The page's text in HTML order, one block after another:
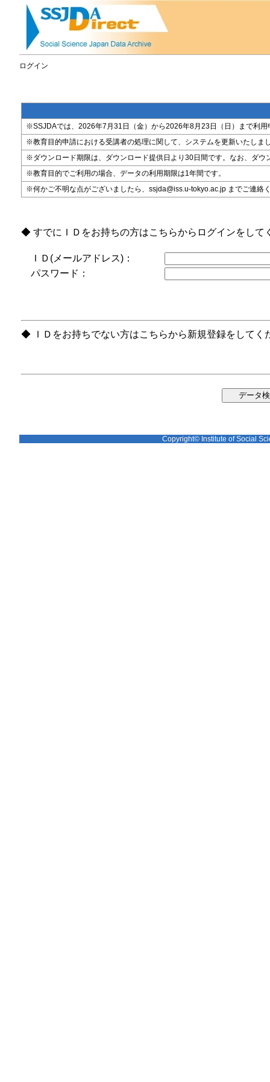
ログイン
※SSJDAでは、2026年7月31日（金）から2026年8月23日（日）まで利
※教育目的申請における受講者の処理に関して、システムを更新いたしま
※ダウンロード期限は、ダウンロード提供日より30日間です。なお、ダ
※教育目的でご利用の場合、データの利用期限は1年間です。
※何かご不明な点がございましたら、ssjda@iss.u-tokyo.ac.jp までご連絡
◆ すでにＩＤをお持ちの方はこちらからログインをして
ＩＤ(メールアドレス)：
パスワード：
◆ ＩＤをお持ちでない方はこちらから新規登録をしてく
Copyright© Institute of Social